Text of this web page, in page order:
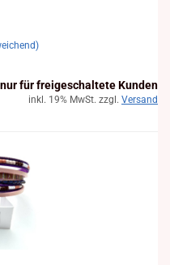
für freigeschaltete Kunden
inkl. 19% MwSt. zzgl. Versand